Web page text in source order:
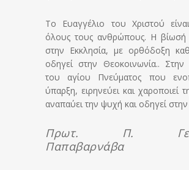
Το Ευαγγέλιο του Χριστού
όλους τους ανθρώπους. Η
στην Εκκλησία, με ορθόδοξη
οδηγεί στην Θεοκοινωνία.. Στην
του αγίου Πνεύματος που
ύπαρξη, ειρηνεύει και χαροποιεί
αναπαύει την ψυχή και οδηγεί
Πρωτ. Π.
Παπαβαρνάβα